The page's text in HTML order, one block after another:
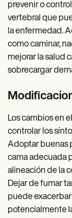
prevenir o
vertebral que
la enfermedad.
como caminar,
mejorar la salud
sobrecargar
Los cambios en
controlar los
Adoptar buenas
cama adecuada
alineación de la
Dejar de fumar
puede
potencialmente